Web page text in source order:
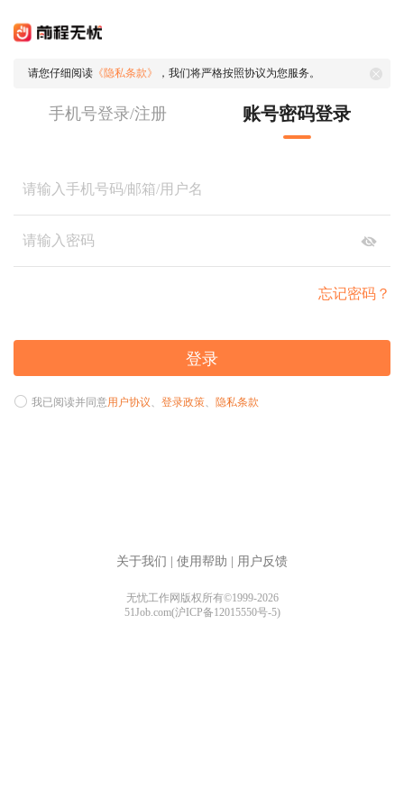
请您仔细阅读 《隐私条款》 ，我们将严格按照协议为您服务。
手机号登录/注册 账号密码登录
忘记密码？
登录
我已阅读并同意用户协议、 登录政策、 隐私条款
关于我们 使用帮助 用户反馈
无忧工作网版权所有©1999-2026
51Job.com(沪ICP备12015550号-5)